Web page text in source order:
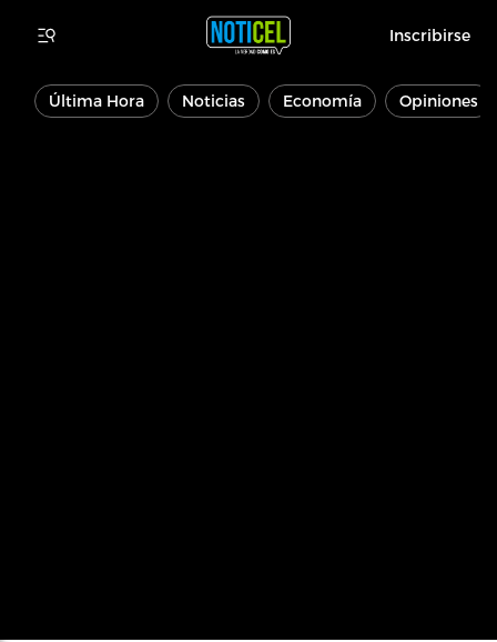
Inscribirse
Última Hora Noticias Economía Opiniones